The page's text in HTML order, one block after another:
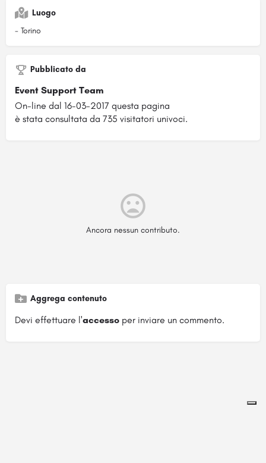
Luogo
- Torino
Pubblicato da
Event Support Team
On-line dal 16-03-2017 questa pagina
è stata consultata da 735 visitatori univoci.
Ancora nessun contributo.
Aggrega contenuto
Devi effettuare l'accesso per inviare un commento.